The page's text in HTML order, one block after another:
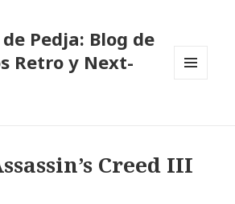
Pedja: Blog de
Retro y Next-
Creed III